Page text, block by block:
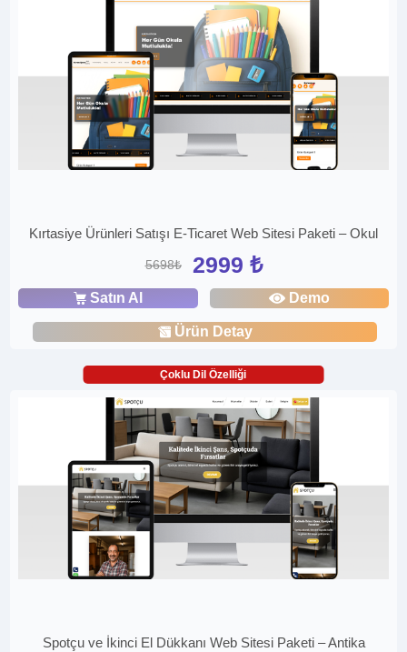
Kırtasiye Ürünleri Satışı E-Ticaret Web Sitesi Paketi – Okul
5698₺ 2999 ₺
Satın Al Demo
Ürün Detay
Çoklu Dil Özelliği
Spotçu ve İkinci El Dükkanı Web Sitesi Paketi – Antika